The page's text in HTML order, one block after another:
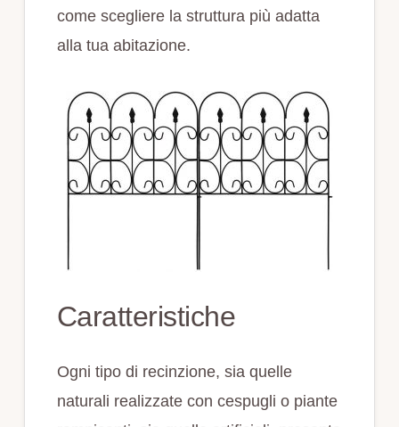
come scegliere la struttura più adatta
alla tua abitazione.
Caratteristiche
Ogni tipo di recinzione, sia quelle
naturali realizzate con cespugli o piante